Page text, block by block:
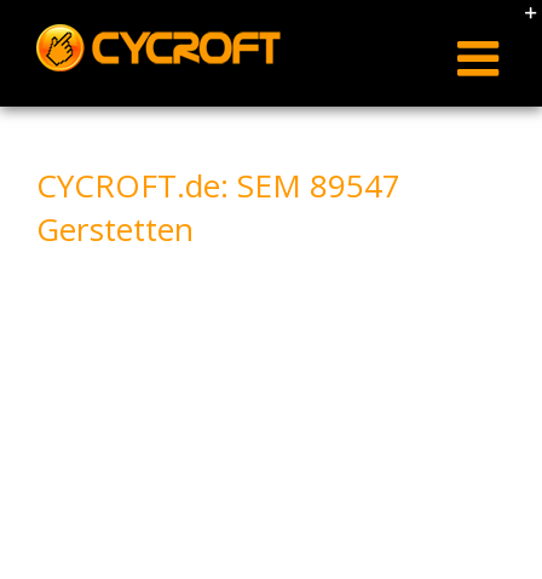
content
CYCROFT.de: SEM 89547
Gerstetten